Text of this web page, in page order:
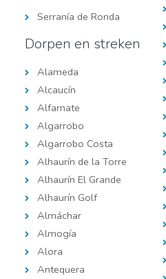
Serranía de Ronda
Dorpen en streken
Alameda
Alcaucín
Alfarnate
Algarrobo
Algarrobo Costa
Alhaurín de la Torre
Alhaurín El Grande
Alhaurín Golf
Almáchar
Almogía
Alora
Antequera